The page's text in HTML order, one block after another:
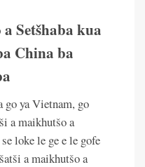
Setšhaba kua
China ba
go ya Vietnam, go
a maikhutšo a
loke le ge e le gofe
a maikhutšo a